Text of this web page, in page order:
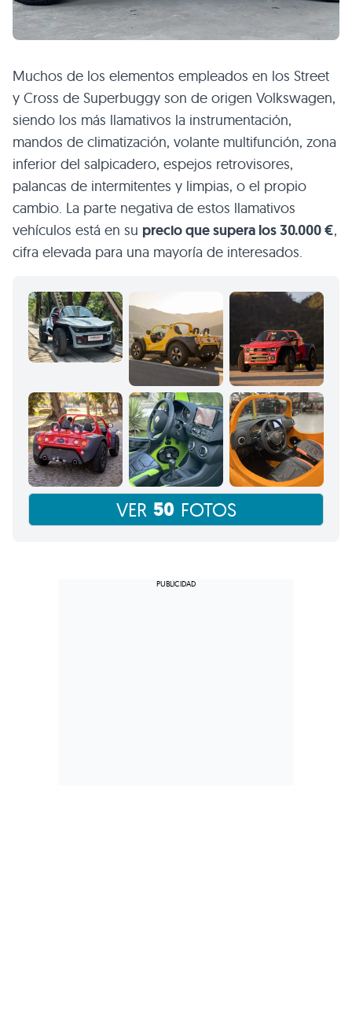
Muchos de los elementos empleados en los Street
y Cross de Superbuggy son de origen Volkswagen,
siendo los más llamativos la instrumentación,
mandos de climatización, volante multifunción, zona
inferior del salpicadero, espejos retrovisores,
palancas de intermitentes y limpias, o el propio
cambio. La parte negativa de estos llamativos
vehículos está en su precio que supera los 30.000 €,
cifra elevada para una mayoría de interesados.
VER 50 FOTOS